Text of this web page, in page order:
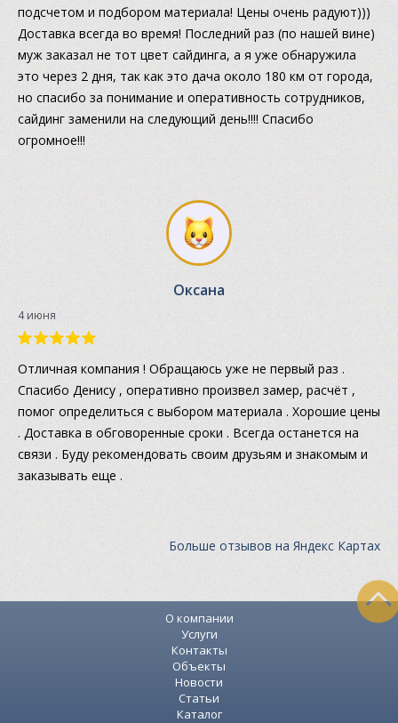
подсчетом и подбором материала! Цены очень радуют)))
Доставка всегда во время! Последний раз (по нашей вине)
муж заказал не тот цвет сайдинга, а я уже обнаружила
это через 2 дня, так как это дача около 180 км от города,
но спасибо за понимание и оперативность сотрудников,
сайдинг заменили на следующий день!!!! Спасибо
огромное!!!
Оксана
4 июня
Отличная компания ! Обращаюсь уже не первый раз .
Спасибо Денису , оперативно произвел замер, расчёт ,
помог определиться с выбором материала . Хорошие цены
. Доставка в обговоренные сроки . Всегда останется на
связи . Буду рекомендовать своим друзьям и знакомым и
заказывать еще .
Больше отзывов на Яндекс Картах
О компании
Услуги
Контакты
Объекты
Новости
Статьи
Каталог